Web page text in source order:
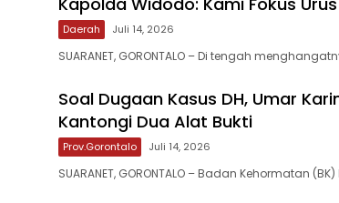
Daerah Juli 14, 2026
SUARANET, GORONTALO – Di tengah
‎Soal Dugaan Kasus DH, Umar
Kantongi Dua Alat Bukti
Prov.Gorontalo Juli 14, 2026
SUARANET, GORONTALO – Badan Kehormatan (BK)